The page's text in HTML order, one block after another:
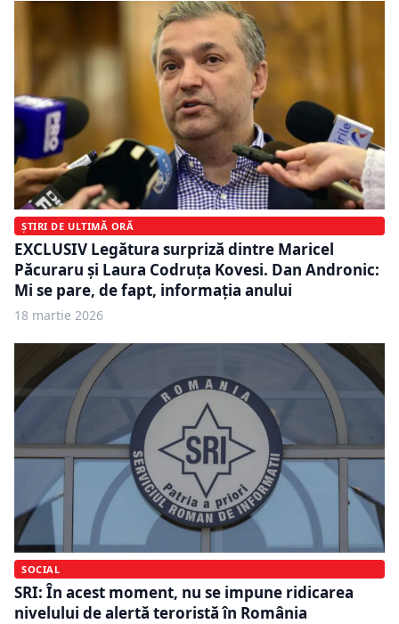
ȘTIRI DE ULTIMĂ ORĂ
EXCLUSIV Legătura surpriză dintre Maricel
Păcuraru și Laura Codruța Kovesi. Dan Andronic:
Mi se pare, de fapt, informația anului
18 martie 2026
SOCIAL
SRI: În acest moment, nu se impune ridicarea
nivelului de alertă teroristă în România